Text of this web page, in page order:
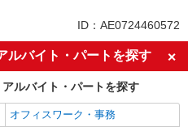
深夜
社会保険あり
ID：AE0724460572
ルバイト・パートを探す
ルバイト・パートを探す
オフィスワーク・事務